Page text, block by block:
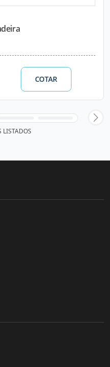
COTAR
LISTADOS